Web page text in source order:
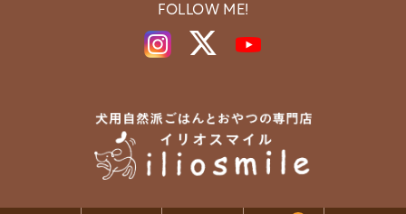
FOLLOW ME!